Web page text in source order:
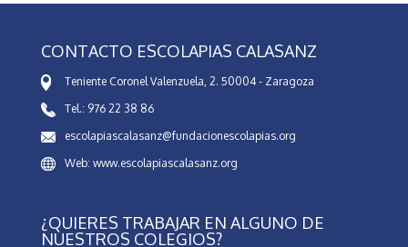
CONTACTO ESCOLAPIAS CALASANZ
Teniente Coronel Valenzuela, 2. 50004 - Zaragoza
Tel.: 976 22 38 86
escolapiascalasanz@fundacionescolapias.org
Web: www.escolapiascalasanz.org
¿QUIERES TRABAJAR EN ALGUNO DE
NUESTROS COLEGIOS?